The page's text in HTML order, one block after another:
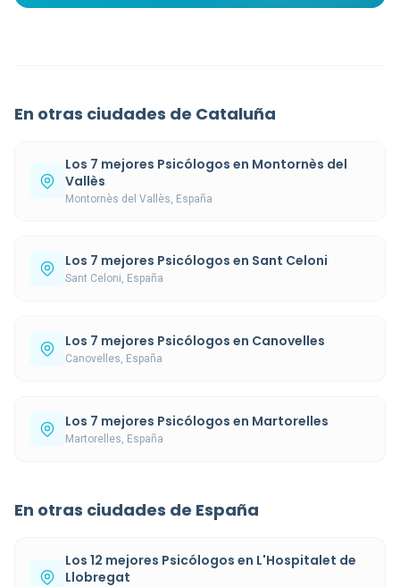
En otras ciudades de Cataluña
Los 7 mejores Psicólogos en Montornès del
Vallès
Montornès del Vallès, España
Los 7 mejores Psicólogos en Sant Celoni
Sant Celoni, España
Los 7 mejores Psicólogos en Canovelles
Canovelles, España
Los 7 mejores Psicólogos en Martorelles
Martorelles, España
En otras ciudades de España
Los 12 mejores Psicólogos en L'Hospitalet de
Llobregat